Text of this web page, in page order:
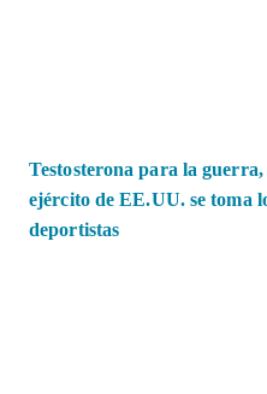
Testosterona para la
ejército de EE.UU. se toma
deportistas